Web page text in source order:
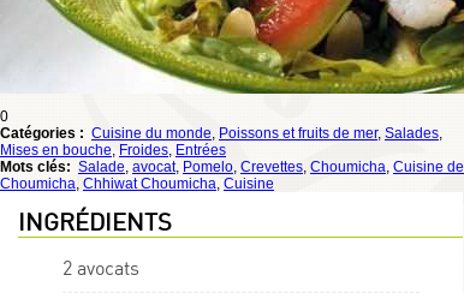
0
Catégories : Cuisine du monde, Poissons et fruits de mer, Salades,
Mises en bouche, Froides, Entrées
Mots clés: Salade, avocat, Pomelo, Crevettes, Choumicha, Cuisine de
Choumicha, Chhiwat Choumicha, Cuisine
INGRÉDIENTS
2 avocats